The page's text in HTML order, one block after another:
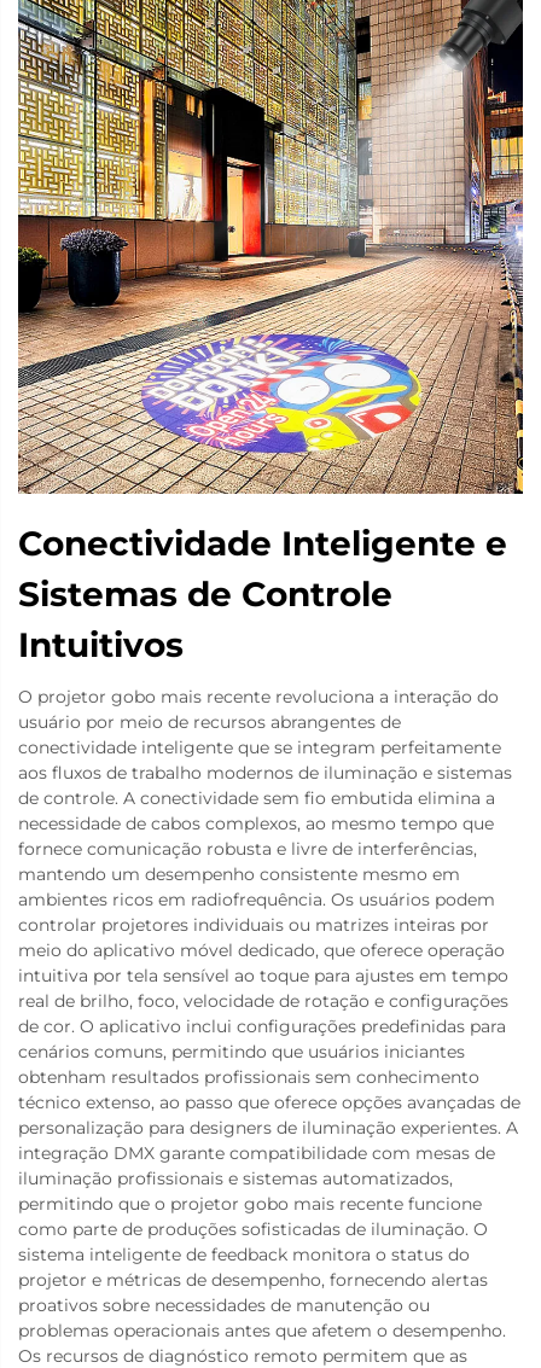
Conectividade Inteligente e
Sistemas de Controle
Intuitivos
O projetor gobo mais recente revoluciona a interação do
usuário por meio de recursos abrangentes de
conectividade inteligente que se integram perfeitamente
aos fluxos de trabalho modernos de iluminação e sistemas
de controle. A conectividade sem fio embutida elimina a
necessidade de cabos complexos, ao mesmo tempo que
fornece comunicação robusta e livre de interferências,
mantendo um desempenho consistente mesmo em
ambientes ricos em radiofrequência. Os usuários podem
controlar projetores individuais ou matrizes inteiras por
meio do aplicativo móvel dedicado, que oferece operação
intuitiva por tela sensível ao toque para ajustes em tempo
real de brilho, foco, velocidade de rotação e configurações
de cor. O aplicativo inclui configurações predefinidas para
cenários comuns, permitindo que usuários iniciantes
obtenham resultados profissionais sem conhecimento
técnico extenso, ao passo que oferece opções avançadas de
personalização para designers de iluminação experientes. A
integração DMX garante compatibilidade com mesas de
iluminação profissionais e sistemas automatizados,
permitindo que o projetor gobo mais recente funcione
como parte de produções sofisticadas de iluminação. O
sistema inteligente de feedback monitora o status do
projetor e métricas de desempenho, fornecendo alertas
proativos sobre necessidades de manutenção ou
problemas operacionais antes que afetem o desempenho.
Os recursos de diagnóstico remoto permitem que as